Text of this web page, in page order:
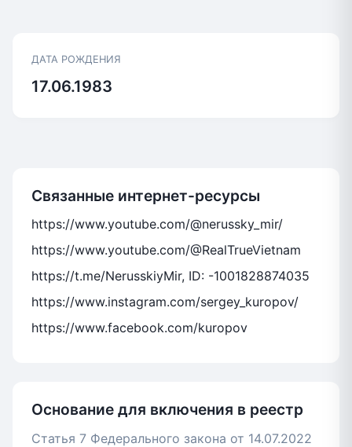
ДАТА РОЖДЕНИЯ
17.06.1983
Связанные интернет-ресурсы
https://www.youtube.com/@nerussky_mir/
https://www.youtube.com/@RealTrueVietnam
https://t.me/NerusskiyMir, ID: -1001828874035
https://www.instagram.com/sergey_kuropov/
https://www.facebook.com/kuropov
Основание для включения в реестр
Статья 7 Федерального закона от 14.07.2022